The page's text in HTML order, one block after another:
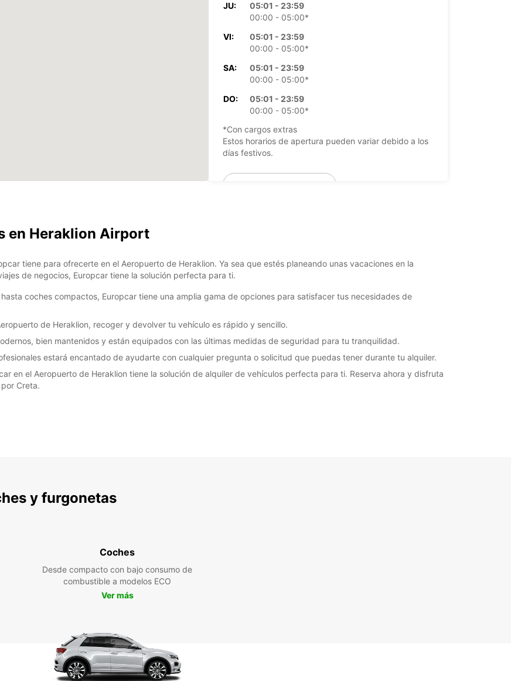
JU:
05:01 - 23:59
00:00 - 05:00*
VI:
05:01 - 23:59
00:00 - 05:00*
SA:
05:01 - 23:59
00:00 - 05:00*
DO:
05:01 - 23:59
00:00 - 05:00*
*Con cargos extras
Estos horarios de apertura pueden variar debido a los
días festivos.
en Heraklion Airport
tiene para ofrecerte en el Aeropuerto de Heraklion. Ya sea que estés planeando unas vacaciones en la
de negocios, Europcar tiene la solución perfecta para ti.
coches compactos, Europcar tiene una amplia gama de opciones para satisfacer tus necesidades de
de Heraklion, recoger y devolver tu vehículo es rápido y sencillo.
bien mantenidos y están equipados con las últimas medidas de seguridad para tu tranquilidad.
estará encantado de ayudarte con cualquier pregunta o solicitud que puedas tener durante tu alquiler.
en el Aeropuerto de Heraklion tiene la solución de alquiler de vehículos perfecta para ti. Reserva ahora y disfruta
Creta.
y furgonetas
Coches
Desde compacto con bajo consumo de
combustible a modelos ECO
Ver más